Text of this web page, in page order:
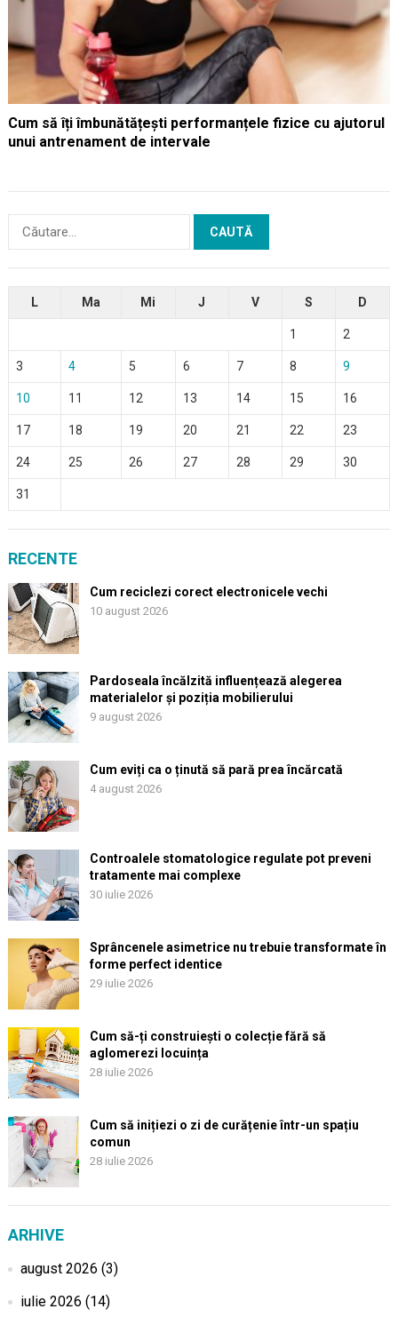
Cum să îți îmbunătățești performanțele fizice cu ajutorul
unui antrenament de intervale
după:
L Ma Mi J V S D
1 2
3 4 5 6 7 8 9
10 11 12 13 14 15 16
17 18 19 20 21 22 23
24 25 26 27 28 29 30
31
RECENTE
Cum reciclezi corect electronicele vechi
10 august 2026
Pardoseala încălzită influențează alegerea
materialelor și poziția mobilierului
9 august 2026
Cum eviți ca o ținută să pară prea încărcată
4 august 2026
Controalele stomatologice regulate pot preveni
tratamente mai complexe
30 iulie 2026
Sprâncenele asimetrice nu trebuie transformate în
forme perfect identice
29 iulie 2026
Cum să-ți construiești o colecție fără să
aglomerezi locuința
28 iulie 2026
Cum să inițiezi o zi de curățenie într-un spațiu
comun
28 iulie 2026
ARHIVE
august 2026 (3)
iulie 2026 (14)